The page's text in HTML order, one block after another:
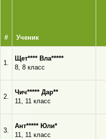
# Ученик
1.
Щет**** Вла*****
8, 8 класс
2.
Чич***** Дар**
11, 11 класс
3.
Ант***** Юли*
11, 11 класс